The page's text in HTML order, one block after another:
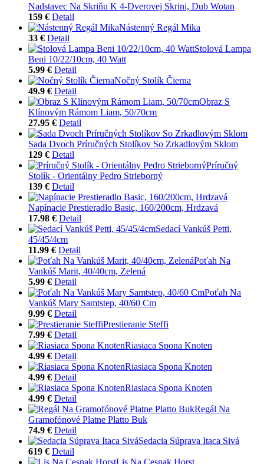
Nadstavec Na Skriňu K 4-Dverovej Skrini, Dub Wotan
159 € Detail
Nástenný Regál Mika
33 € Detail
Stolová Lampa
Beni 10/22/10cm, 40 Watt
5.99 € Detail
Nočný Stolík Čierna
49.9 € Detail
Obraz S
Klínovým Rámom Liam, 50/70cm
27.95 € Detail
Sada Dvoch Príručných Stolíkov So Zrkadlovým Sklom
129 € Detail
Príručný
Stolík - Orientálny Pedro Strieborný
139 € Detail
Napínacie Prestieradlo Basic, 160/200cm, Hrdzavá
17.98 € Detail
Sedací Vankúš Petti,
45/45/4cm
11.99 € Detail
Poťah Na
Vankúš Marit, 40/40cm, Zelená
5.99 € Detail
Poťah Na
Vankúš Mary Samtstep, 40/60 Cm
9.99 € Detail
Prestieranie Steffi
7.99 € Detail
Riasiaca Spona Knoten
4.99 € Detail
Riasiaca Spona Knoten
4.99 € Detail
Riasiaca Spona Knoten
4.99 € Detail
Regál Na
Gramofónové Platne Platto Buk
74.9 € Detail
Sedacia Súprava Itaca Sivá
619 € Detail
Lis Na Cesnak Horst